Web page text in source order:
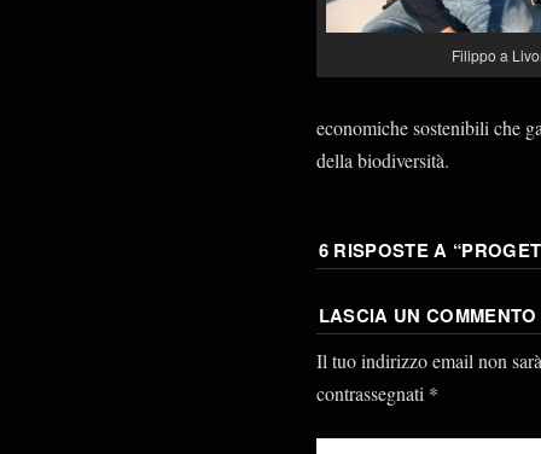
Filippo a
economiche sostenibili che
della biodiversità.
6 RISPOSTE A “
LASCIA UN COMMENTO
Il tuo indirizzo email non
contrassegnati *